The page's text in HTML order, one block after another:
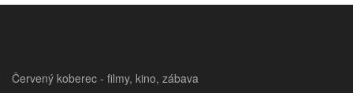
Červený koberec - filmy, kino, zábava